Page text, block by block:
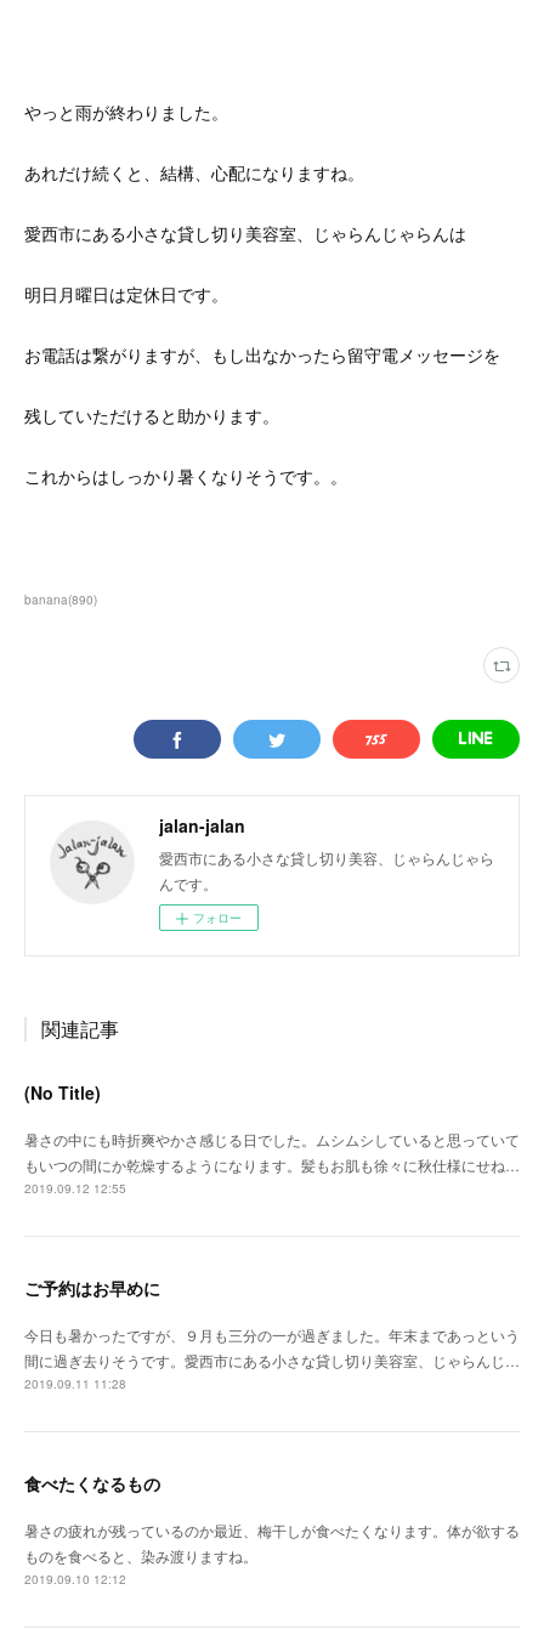
やっと雨が終わりました。
あれだけ続くと、結構、心配になりますね。
愛西市にある小さな貸し切り美容室、じゃらんじゃらんは
明日月曜日は定休日です。
お電話は繋がりますが、もし出なかったら留守電メッセージを
残していただけると助かります。
これからはしっかり暑くなりそうです。。
banana(890)
jalan-jalan
愛西市にある小さな貸し切り美容、じゃらんじゃら
んです。
フォロー
関連記事
(No Title)
暑さの中にも時折爽やかさ感じる日でした。ムシムシしていると思っていて
もいつの間にか乾燥するようになります。髪もお肌も徐々に秋仕様にせね…
2019.09.12 12:55
ご予約はお早めに
今日も暑かったですが、９月も三分の一が過ぎました。年末まであっという
間に過ぎ去りそうです。愛西市にある小さな貸し切り美容室、じゃらんじ…
2019.09.11 11:28
食べたくなるもの
暑さの疲れが残っているのか最近、梅干しが食べたくなります。体が欲する
ものを食べると、染み渡りますね。
2019.09.10 12:12